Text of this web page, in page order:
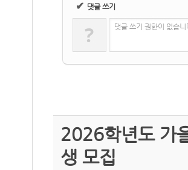
✔ 댓글 쓰기
? 댓글 쓰기 권한이 없습
2026학년도 가
생 모집